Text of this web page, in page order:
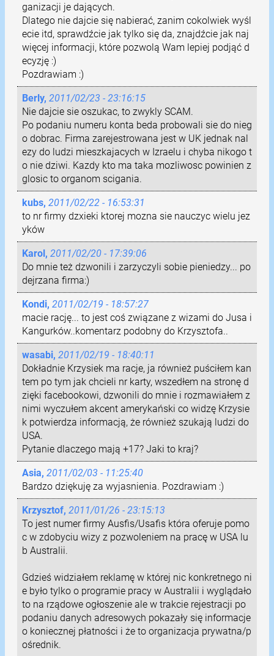
ganizacji je dających.
Dlatego nie dajcie się nabierać, zanim cokolwiek wyśl
ecie itd, sprawdźcie jak tylko się da, znajdźcie jak naj
więcej informacji, które pozwolą Wam lepiej podjąć d
ecyzję :)
Pozdrawiam :)
Berly, 2011/02/23 - 23:16:15
Nie dajcie sie oszukac, to zwykly SCAM.
Po podaniu numeru konta beda probowali sie do nieg
o dobrac. Firma zarejestrowana jest w UK jednak nal
ezy do ludzi mieszkajacych w Izraelu i chyba nikogo t
o nie dziwi. Kazdy kto ma taka mozliwosc powinien z
glosic to organom scigania.
kubs, 2011/02/22 - 16:53:31
to nr firmy dzxieki ktorej mozna sie nauczyc wielu jez
yków
Karol, 2011/02/20 - 17:39:06
Do mnie też dzwonili i zarzyczyli sobie pieniedzy... po
dejrzana firma:)
Kondi, 2011/02/19 - 18:57:27
macie rację... to jest coś związane z wizami do Jusa i
Kangurków..komentarz podobny do Krzysztofa..
wasabi, 2011/02/19 - 18:40:11
Dokładnie Krzysiek ma racje, ja również puściłem kan
tem po tym jak chcieli nr karty, wszedłem na stronę d
zięki facebookowi, dzwonili do mnie i rozmawiałem z
nimi wyczułem akcent amerykański co widzę Krzysie
k potwierdza informacją, że również szukają ludzi do
USA.
Pytanie dlaczego mają +17? Jaki to kraj?
Asia, 2011/02/03 - 11:25:40
Bardzo dziękuję za wyjasnienia. Pozdrawiam :)
Krzysztof, 2011/01/26 - 23:15:13
To jest numer firmy Ausfis/Usafis która oferuje pomo
c w zdobyciu wizy z pozwoleniem na pracę w USA lu
b Australii.
Gdzieś widziałem reklamę w której nic konkretnego ni
e było tylko o programie pracy w Australii i wyglądało
to na rządowe ogłoszenie ale w trakcie rejestracji po
podaniu danych adresowych pokazały się informacje
o koniecznej płatności i że to organizacja prywatna/p
ośrednik.